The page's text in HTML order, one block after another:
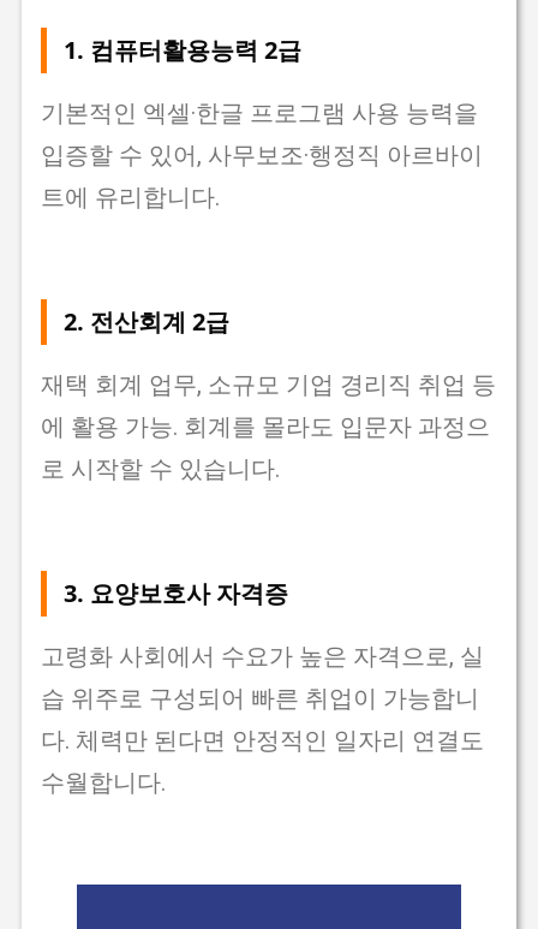
1. 컴퓨터활용능력 2급
기본적인 엑셀·한글 프로그램 사용 능력을
입증할 수 있어, 사무보조·행정직 아르바이
트에 유리합니다.
2. 전산회계 2급
재택 회계 업무, 소규모 기업 경리직 취업 등
에 활용 가능. 회계를 몰라도 입문자 과정으
로 시작할 수 있습니다.
3. 요양보호사 자격증
고령화 사회에서 수요가 높은 자격으로, 실
습 위주로 구성되어 빠른 취업이 가능합니
다. 체력만 된다면 안정적인 일자리 연결도
수월합니다.